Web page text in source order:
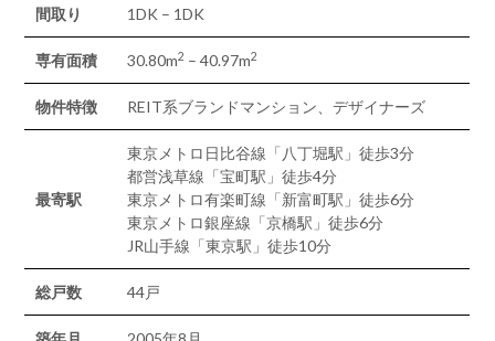
間取り 1DK – 1DK
専有面積 30.80m2 – 40.97m2
物件特徴 REIT系ブランドマンション、デザイナーズ
最寄駅
東京メトロ日比谷線「八丁堀駅」徒歩3分
都営浅草線「宝町駅」徒歩4分
東京メトロ有楽町線「新富町駅」徒歩6分
東京メトロ銀座線「京橋駅」徒歩6分
JR山手線「東京駅」徒歩10分
総戸数 44戸